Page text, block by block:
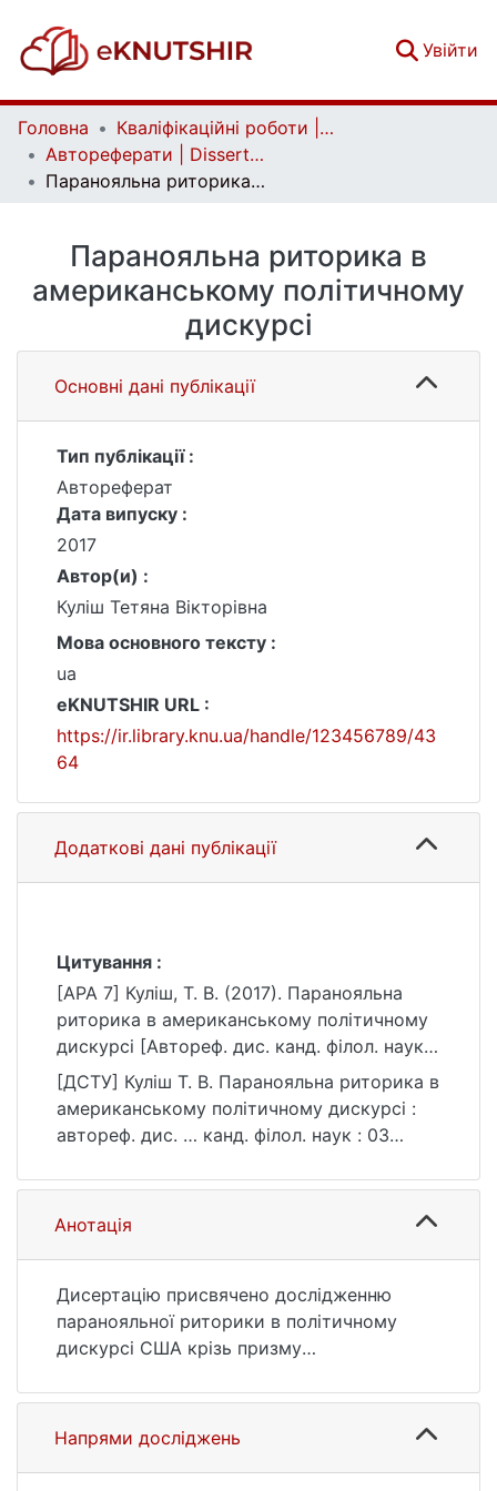
Увійти
Головна
Кваліфікаційні роботи | Qualifying works
Автореферати | Dissertation abstract
Паранояльна риторика в американському політичному дискурсі
Паранояльна риторика в
американському політичному
дискурсі
Основні дані публікації
Тип публікації :
Автореферат
Дата випуску :
2017
Автор(и) :
Куліш Тетяна Вікторівна
Мова основного тексту :
ua
eKNUTSHIR URL :
https://ir.library.knu.ua/handle/123456789/43
64
Додаткові дані публікації
Цитування :
[APA 7] Куліш, Т. В. (2017). Паранояльна
риторика в американському політичному
дискурсі [Автореф. дис. канд. філол. наук,
Київський національний університет імені
Тараса Шевченка]. eKNUTSHIR.
https://ir.library.knu.ua/handle/123456789/43
[ДСТУ] Куліш Т. В. Паранояльна риторика в
американському політичному дискурсі :
автореф. дис. … канд. філол. наук : 03
https://ir.library.knu.ua/handle/123456789/43
64 (дата звернення: 25.07.2026).
Анотація
Дисертацію присвячено дослідженню
паранояльної риторики в політичному
дискурсі США крізь призму
впливу на адресата. Використання
комунікативно-когнітивного підходу
дозволило виявити низку комунікативних
Напрями досліджень